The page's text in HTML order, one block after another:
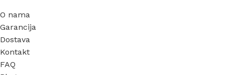
O nama
Garancija
Dostava
Kontakt
FAQ